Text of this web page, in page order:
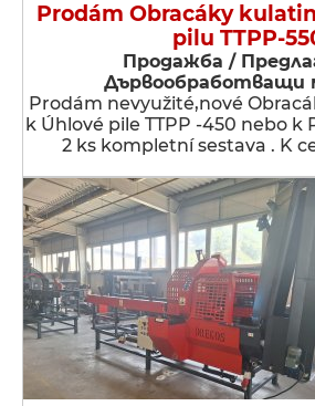
Prodám Obracáky
pilu TTPP-
Продажба /
Дървообработващи
Prodám nevyužité,nové
k Úhlové pile TTPP -450 nebo k
2 ks kompletní sestava . K